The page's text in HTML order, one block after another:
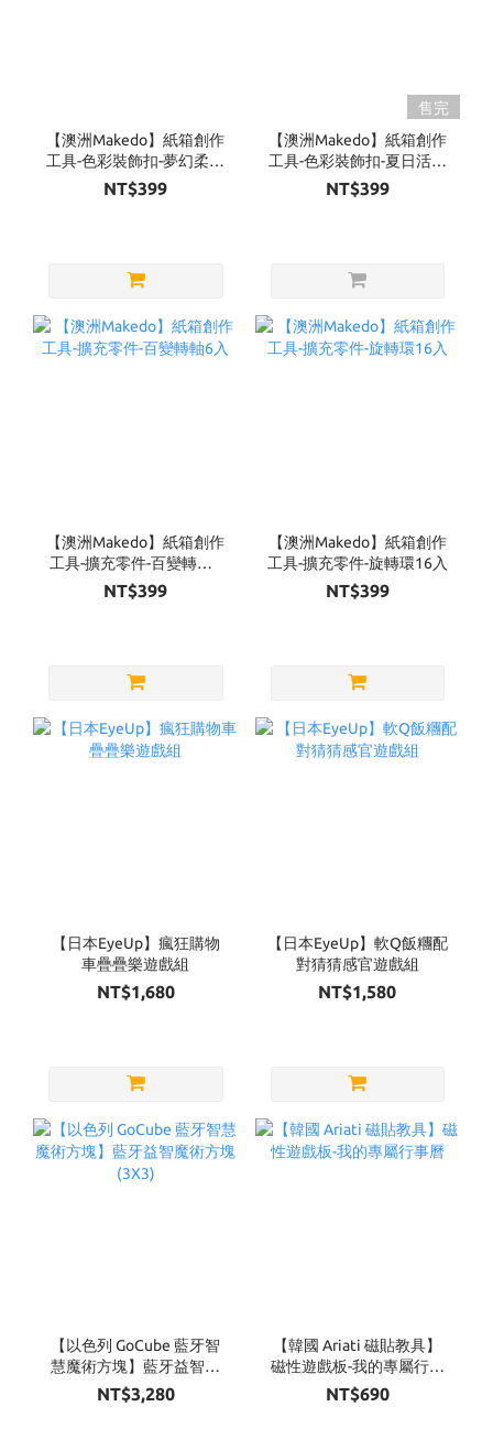
【澳洲Makedo】紙箱創作
工具-色彩裝飾扣-夢幻柔彩
36入
NT$399
售完
【澳洲Makedo】紙箱創作
工具-色彩裝飾扣-夏日活力
36入
NT$399
【澳洲Makedo】紙箱創作
工具-擴充零件-百變轉軸6
入
NT$399
【澳洲Makedo】紙箱創作
工具-擴充零件-旋轉環16入
NT$399
【日本EyeUp】瘋狂購物
車疊疊樂遊戲組
NT$1,680
【日本EyeUp】軟Q飯糰配
對猜猜感官遊戲組
NT$1,580
【以色列 GoCube 藍牙智
慧魔術方塊】藍牙益智魔
術方塊(3X3)
NT$3,280
【韓國 Ariati 磁貼教具】
磁性遊戲板-我的專屬行事
曆
NT$690